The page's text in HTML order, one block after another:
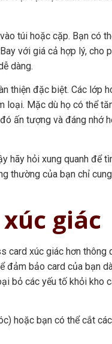
túi hoặc cặp. Bạn có
với giá cả hợp lý, cho
dàng.
thiện đặc biệt. Các lớp
loại. Mặc dù họ có thể
ấn tượng và đáng nhớ
hãy hỏi xung quanh để
thường của bạn chỉ
giác
card xúc giác hơn thông
đảm bảo card của bạn
bỏ các yếu tố khỏi kho
hoặc bạn có thể cắt